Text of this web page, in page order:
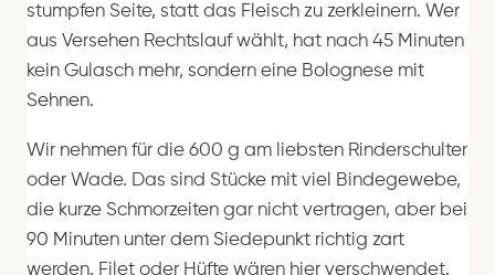
stumpfen Seite, statt das Fleisch zu zerkleinern. Wer
aus Versehen Rechtslauf wählt, hat nach 45 Minuten
kein Gulasch mehr, sondern eine Bolognese mit
Sehnen.
Wir nehmen für die 600 g am liebsten Rinderschulter
oder Wade. Das sind Stücke mit viel Bindegewebe,
die kurze Schmorzeiten gar nicht vertragen, aber bei
90 Minuten unter dem Siedepunkt richtig zart
werden. Filet oder Hüfte wären hier verschwendet.